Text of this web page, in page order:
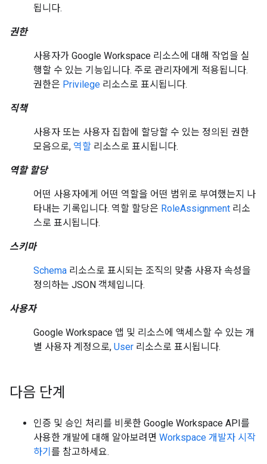
됩니다.
권한
사용자가 Google Workspace 리소스에 대해 작업을 실
행할 수 있는 기능입니다. 주로 관리자에게 적용됩니다.
권한은 Privilege 리소스로 표시됩니다.
직책
사용자 또는 사용자 집합에 할당할 수 있는 정의된 권한
모음으로, 역할 리소스로 표시됩니다.
역할 할당
어떤 사용자에게 어떤 역할을 어떤 범위로 부여했는지 나
타내는 기록입니다. 역할 할당은 RoleAssignment 리소
스로 표시됩니다.
스키마
Schema 리소스로 표시되는 조직의 맞춤 사용자 속성을
정의하는 JSON 객체입니다.
사용자
Google Workspace 앱 및 리소스에 액세스할 수 있는 개
별 사용자 계정으로, User 리소스로 표시됩니다.
다음 단계
인증 및 승인 처리를 비롯한 Google Workspace API를
사용한 개발에 대해 알아보려면 Workspace 개발자 시작
하기 를 참고하세요.